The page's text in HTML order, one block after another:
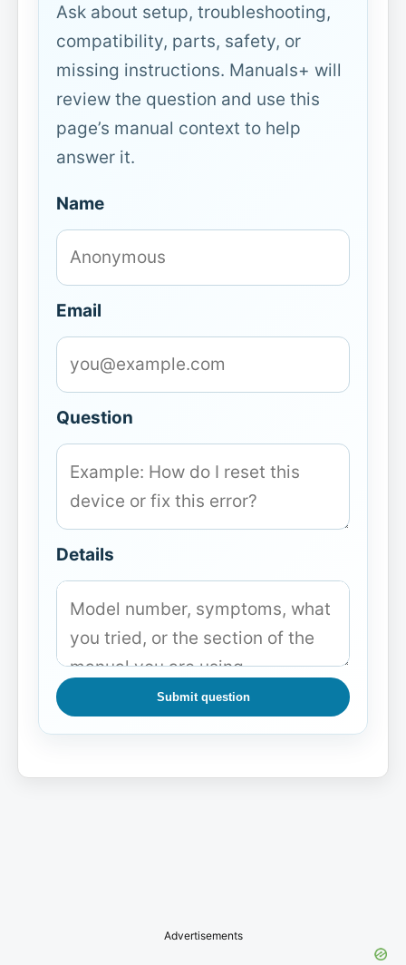
Ask about setup, troubleshooting,
compatibility, parts, safety, or
missing instructions. Manuals+ will
review the question and use this
page’s manual context to help
answer it.
Name
Email
Question
Details
Submit question
Advertisements